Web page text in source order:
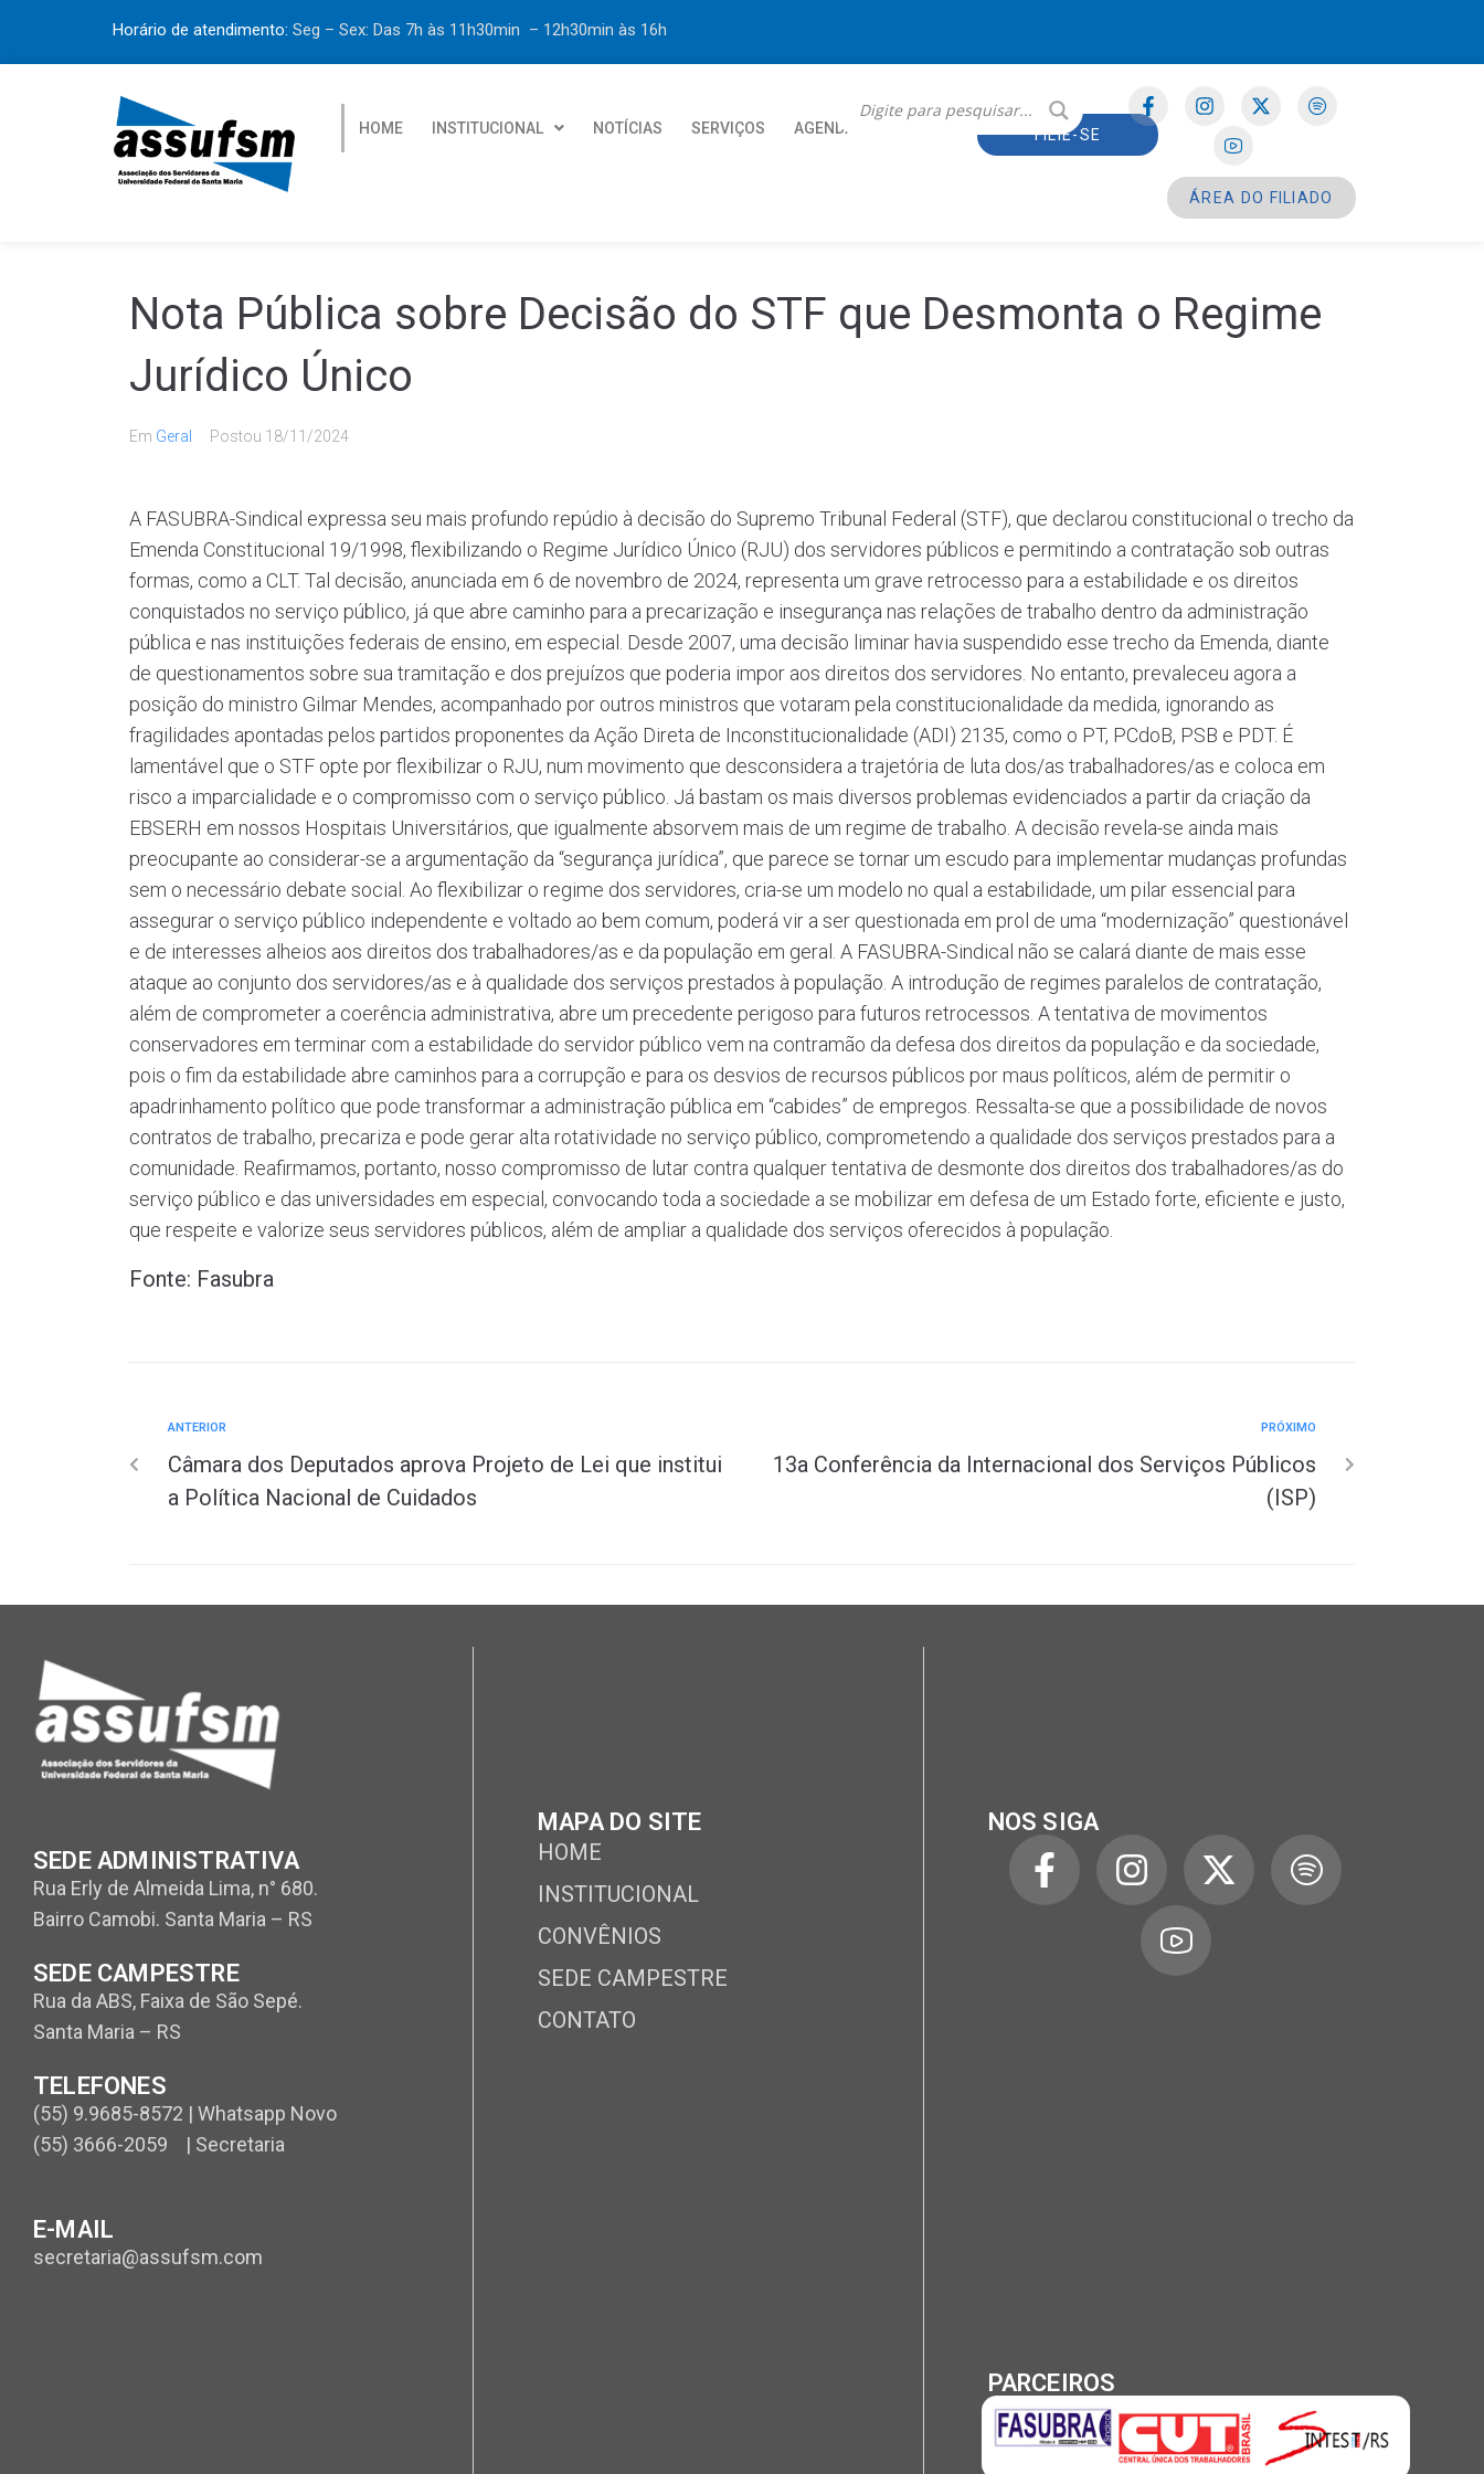
Horário de atendimento: Seg – Sex: Das 7h às 11h30min – 12h30min às 16h
HOME INSTITUCIONAL NOTÍCIAS SERVIÇOS AGENDA FILIE-SE
ÁREA DO FILIADO
Nota Pública sobre Decisão do STF que Desmonta o Regime
Jurídico Único
Em Geral Postou 18/11/2024
A FASUBRA-Sindical expressa seu mais profundo repúdio à decisão do Supremo Tribunal Federal (STF), que declarou constitucional o trecho da
Emenda Constitucional 19/1998, flexibilizando o Regime Jurídico Único (RJU) dos servidores públicos e permitindo a contratação sob outras
formas, como a CLT. Tal decisão, anunciada em 6 de novembro de 2024, representa um grave retrocesso para a estabilidade e os direitos
conquistados no serviço público, já que abre caminho para a precarização e insegurança nas relações de trabalho dentro da administração
pública e nas instituições federais de ensino, em especial. Desde 2007, uma decisão liminar havia suspendido esse trecho da Emenda, diante
de questionamentos sobre sua tramitação e dos prejuízos que poderia impor aos direitos dos servidores. No entanto, prevaleceu agora a
posição do ministro Gilmar Mendes, acompanhado por outros ministros que votaram pela constitucionalidade da medida, ignorando as
fragilidades apontadas pelos partidos proponentes da Ação Direta de Inconstitucionalidade (ADI) 2135, como o PT, PCdoB, PSB e PDT. É
lamentável que o STF opte por flexibilizar o RJU, num movimento que desconsidera a trajetória de luta dos/as trabalhadores/as e coloca em
risco a imparcialidade e o compromisso com o serviço público. Já bastam os mais diversos problemas evidenciados a partir da criação da
EBSERH em nossos Hospitais Universitários, que igualmente absorvem mais de um regime de trabalho. A decisão revela-se ainda mais
preocupante ao considerar-se a argumentação da “segurança jurídica”, que parece se tornar um escudo para implementar mudanças profundas
sem o necessário debate social. Ao flexibilizar o regime dos servidores, cria-se um modelo no qual a estabilidade, um pilar essencial para
assegurar o serviço público independente e voltado ao bem comum, poderá vir a ser questionada em prol de uma “modernização” questionável
e de interesses alheios aos direitos dos trabalhadores/as e da população em geral. A FASUBRA-Sindical não se calará diante de mais esse
ataque ao conjunto dos servidores/as e à qualidade dos serviços prestados à população. A introdução de regimes paralelos de contratação,
além de comprometer a coerência administrativa, abre um precedente perigoso para futuros retrocessos. A tentativa de movimentos
conservadores em terminar com a estabilidade do servidor público vem na contramão da defesa dos direitos da população e da sociedade,
pois o fim da estabilidade abre caminhos para a corrupção e para os desvios de recursos públicos por maus políticos, além de permitir o
apadrinhamento político que pode transformar a administração pública em “cabides” de empregos. Ressalta-se que a possibilidade de novos
contratos de trabalho, precariza e pode gerar alta rotatividade no serviço público, comprometendo a qualidade dos serviços prestados para a
comunidade. Reafirmamos, portanto, nosso compromisso de lutar contra qualquer tentativa de desmonte dos direitos dos trabalhadores/as do
serviço público e das universidades em especial, convocando toda a sociedade a se mobilizar em defesa de um Estado forte, eficiente e justo,
que respeite e valorize seus servidores públicos, além de ampliar a qualidade dos serviços oferecidos à população.
Fonte: Fasubra
ANTERIOR
Câmara dos Deputados aprova Projeto de Lei que institui
a Política Nacional de Cuidados
PRÓXIMO
13a Conferência da Internacional dos Serviços Públicos
(ISP)
SEDE ADMINISTRATIVA
Rua Erly de Almeida Lima, n° 680.
Bairro Camobi. Santa Maria – RS
SEDE CAMPESTRE
Rua da ABS, Faixa de São Sepé.
Santa Maria – RS
TELEFONES
(55) 9.9685-8572 | Whatsapp Novo
(55) 3666-2059 | Secretaria
E-MAIL
secretaria@assufsm.com
MAPA DO SITE
HOME
INSTITUCIONAL
CONVÊNIOS
SEDE CAMPESTRE
CONTATO
NOS SIGA
PARCEIROS